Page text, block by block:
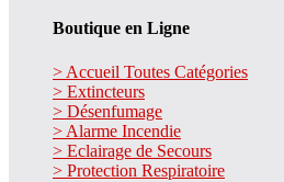
Boutique en Ligne
> Accueil Toutes Catégories
> Extincteurs
> Désenfumage
> Alarme Incendie
> Eclairage de Secours
> Protection Respiratoire